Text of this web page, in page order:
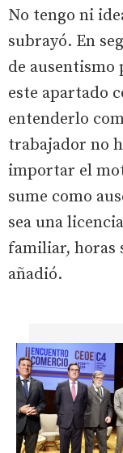
No tengo ni
subrayó. En
de ausentismo
este apartado
entenderlo
trabajador no
importar el
sume como
sea una
familiar, horas
añadió.